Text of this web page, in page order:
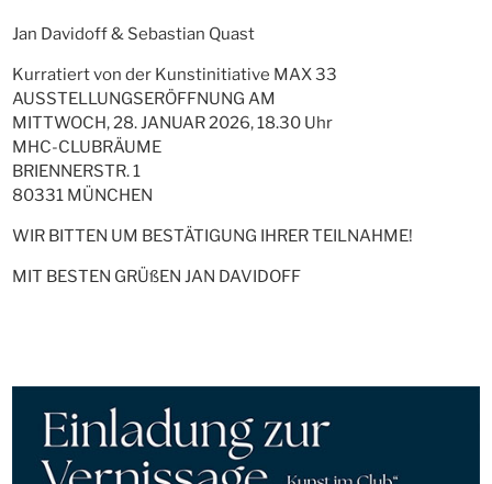
Jan Davidoff & Sebastian Quast
Kurratiert von der Kunstinitiative MAX 33
AUSSTELLUNGSERÖFFNUNG AM
MITTWOCH, 28. JANUAR 2026, 18.30 Uhr
MHC-CLUBRÄUME
BRIENNERSTR. 1
80331 MÜNCHEN
WIR BITTEN UM BESTÄTIGUNG IHRER TEILNAHME!
MIT BESTEN GRÜßEN JAN DAVIDOFF